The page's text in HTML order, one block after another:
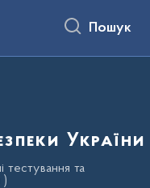
Пошук
України
та
)